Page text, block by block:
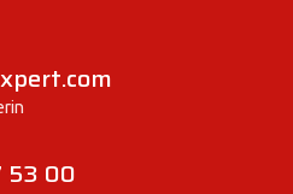
53 00